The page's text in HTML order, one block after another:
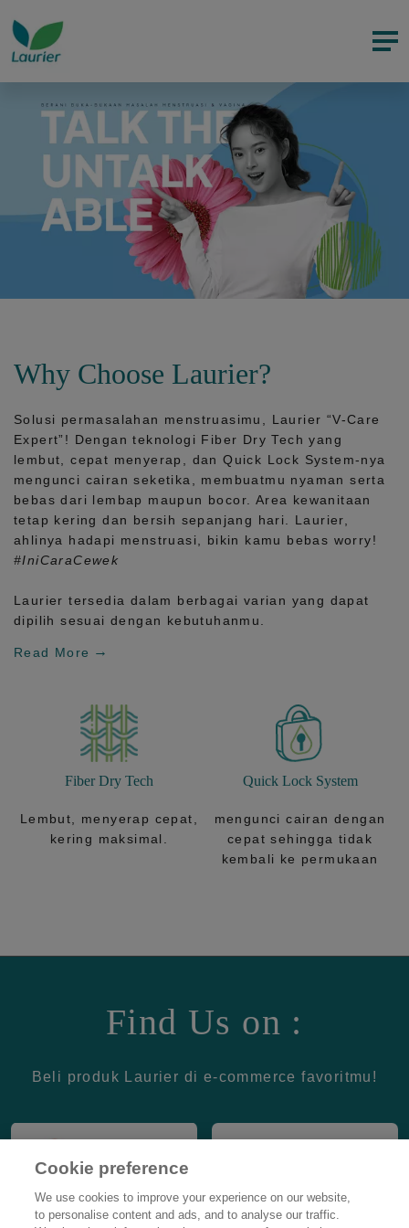
Why Choose Laurier?
Solusi permasalahan menstruasimu, Laurier “V-Care
Expert”! Dengan teknologi Fiber Dry Tech yang
lembut, cepat menyerap, danQuick Lock System-nya
mengunci cairan seketika, membuatmu nyaman serta
bebas dari lembap maupun bocor. Area kewanitaan
tetap kering dan bersih sepanjang hari.
Laurier,
ahlinya hadapi menstruasi, bikin kamu bebas worry!
#IniCaraCewek
Laurier tersedia dalam berbagai varian yang dapat
dipilih sesuai dengan kebutuhanmu.
Read More
Fiber Dry Tech
Lembut, menyerap cepat,
kering maksimal.
Quick Lock System
mengunci cairan dengan
cepat sehingga tidak
kembali ke permukaan
Find Us on :
Beli produk Laurier di e-commerce favoritmu!
Cookie preference
We use cookies to improve your experience on our website,
to personalise content and ads, and to analyse our traffic.